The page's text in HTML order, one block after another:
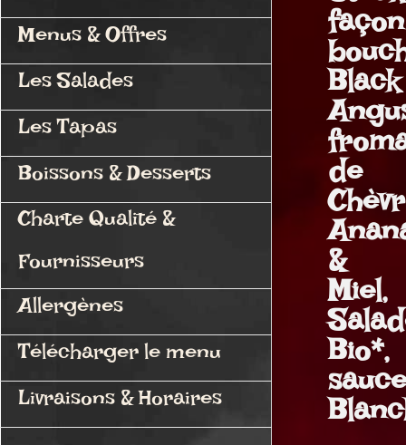
Menus & Offres
Les Salades
Les Tapas
Boissons & Desserts
Charte Qualité &
Fournisseurs
Allergènes
Télécharger le menu
Livraisons & Horaires
façon
Black
de
&
Miel,
Bio*,
sauce